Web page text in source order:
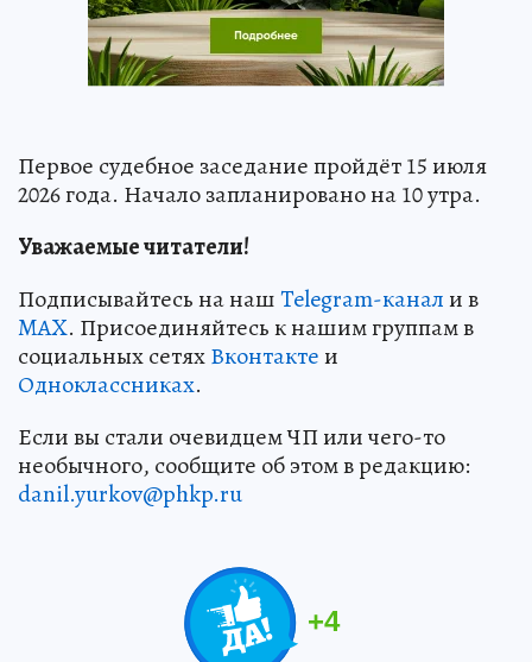
Первое судебное заседание пройдёт 15 июля
2026 года. Начало запланировано на 10 утра.
Уважаемые читатели!
Подписывайтесь на нашTelegram-канали в
MAX. Присоединяйтесь к нашим группам в
социальных сетяхВконтактеи
Одноклассниках.
Если вы стали очевидцем ЧП или чего-то
необычного, сообщите об этом в редакцию:
danil.yurkov@phkp.ru
+4